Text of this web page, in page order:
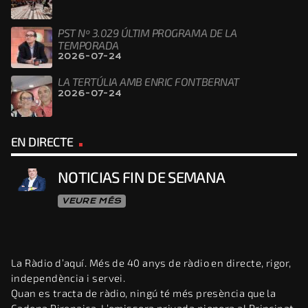
PST Nº 3.029 ÚLTIM PROGRAMA DE LA
TEMPORADA
2026-07-24
LA TERTÚLIA AMB ENRIC FONTBERNAT
2026-07-24
EN DIRECTE
NOTICIAS FIN DE SEMANA
VEURE MÉS
La Ràdio d’aquí. Més de 40 anys de ràdio en directe, rigor,
independència i servei.
Quan es tracta de ràdio, ningú té més presència que la